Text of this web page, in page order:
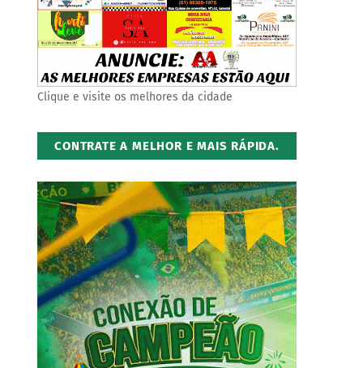
Clique e visite os melhores da cidade
CONTRATE A MELHOR E MAIS RÁPIDA.